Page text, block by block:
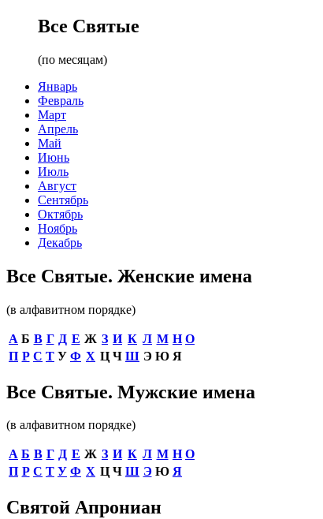
Все Святые
(по месяцам)
Январь
Февраль
Март
Апрель
Май
Июнь
Июль
Август
Сентябрь
Октябрь
Ноябрь
Декабрь
Все Святые. Женские имена
(в алфавитном порядке)
А Б В Г Д Е Ж З И К Л М Н О
П Р С Т У Ф Х Ц Ч Ш Э Ю Я
Все Святые. Мужские имена
(в алфавитном порядке)
А Б В Г Д Е Ж З И К Л М Н О
П Р С Т У Ф Х Ц Ч Ш Э Ю Я
Святой Апрониан